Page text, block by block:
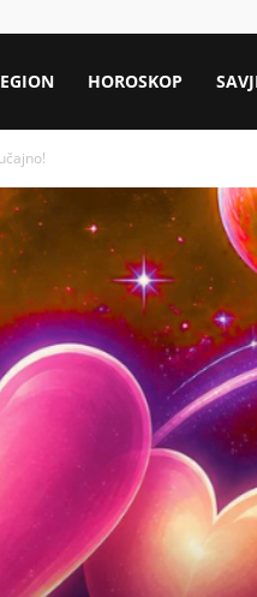
HOROSKOP